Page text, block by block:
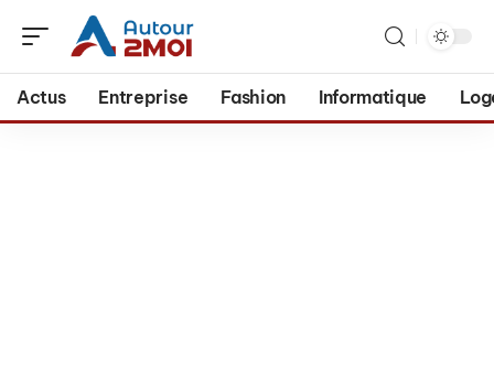
Actus Entreprise Fashion Informatique